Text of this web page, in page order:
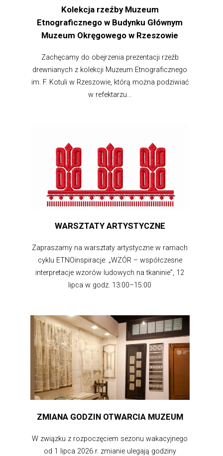
Kolekcja rzeźby Muzeum
Etnograficznego w Budynku Głównym
Muzeum Okręgowego w Rzeszowie
Zachęcamy do obejrzenia prezentacji rzeźb
drewnianych z kolekcji Muzeum Etnograficznego
im. F. Kotuli w Rzeszowie, którą można podziwiać
w refektarzu...
WARSZTATY ARTYSTYCZNE
Zapraszamy na warsztaty artystyczne w ramach
cyklu ETNOinspiracje: „WZÓR – współczesne
interpretacje wzorów ludowych na tkaninie”, 12
lipca w godz. 13:00–15:00
ZMIANA GODZIN OTWARCIA MUZEUM
W związku z rozpoczęciem sezonu wakacyjnego
od 1 lipca 2026 r. zmianie ulegają godziny